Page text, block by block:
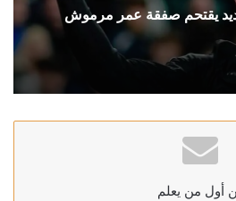
يقتحم صفقة عمر مرموش
أول من يعلم